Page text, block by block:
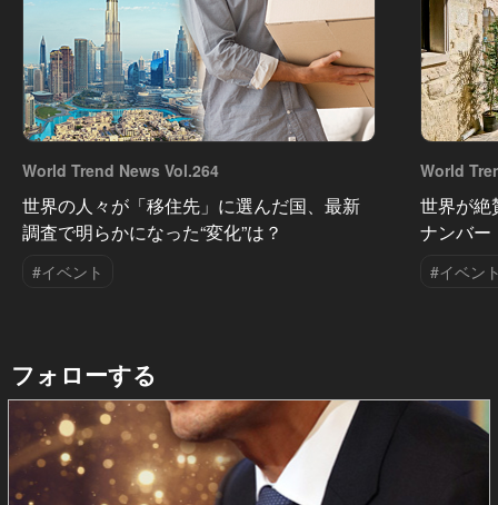
World Trend News Vol.264
世界の人々が「移住先」に選んだ国、最新
調査で明らかになった“変化”は？
#イベント
World
世界が絶
ナンバー
#イベン
フォローする